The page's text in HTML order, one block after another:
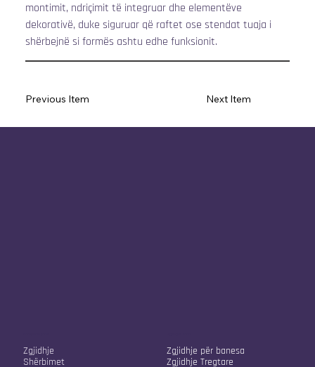
montimit, ndriçimit të integruar dhe elementëve
dekorativë, duke siguruar që raftet ose stendat tuaja i
shërbejnë si formës ashtu edhe funksionit.
Next Item
Previous Item
Zgjidhje
Shërbimet
Zgjidhje për banesa
Zgjidhje Tregtare